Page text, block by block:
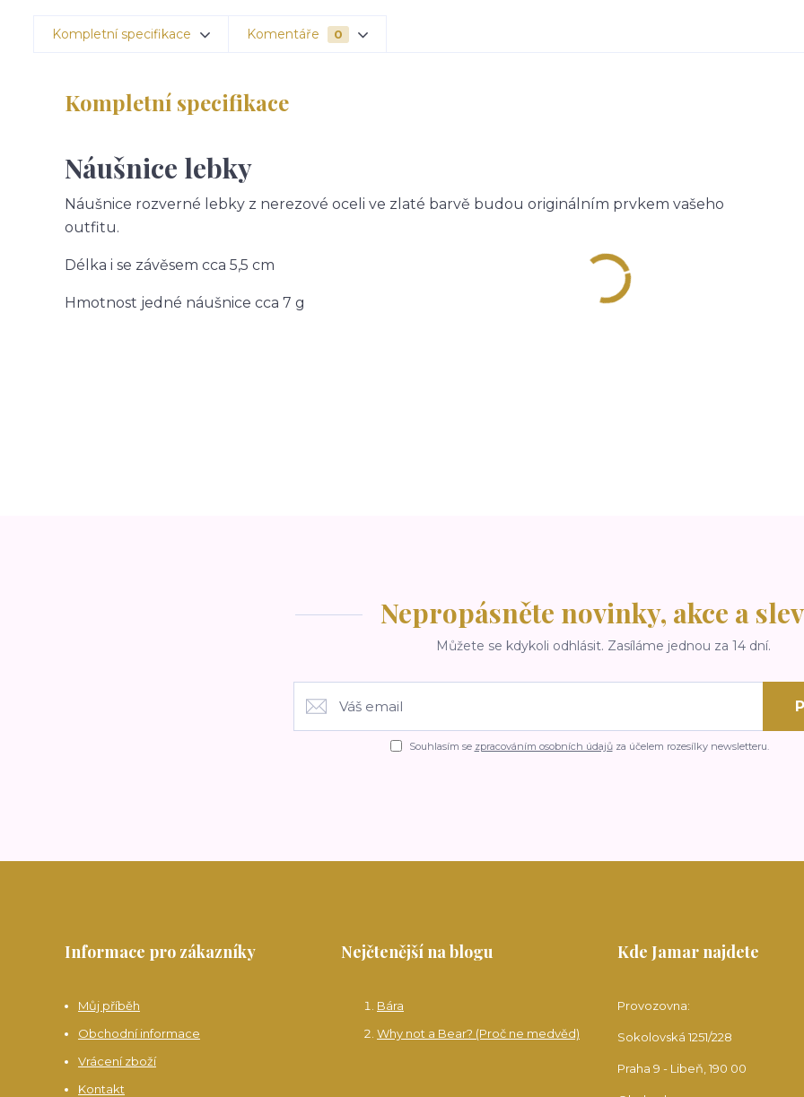
Kompletní specifikace Komentáře 0
Kompletní specifikace
Náušnice lebky
Náušnice rozverné lebky z nerezové oceli ve zlaté barvě budou originálním prvkem vašeho
outfitu.
Délka i se závěsem cca 5,5 cm
Hmotnost jedné náušnice cca 7 g
Nepropásněte novinky, akce a
Můžete se kdykoli odhlásit. Zasíláme jednou za 14 dní.
Souhlasím se zpracováním osobních údajůza účelem rozesílky newsletteru.
Informace pro zákazníky
Můj příběh
Obchodní informace
Vrácení zboží
Kontakt
Nejčtenější na blogu
Bára
Why not a Bear? (Proč ne medvěd)
Kde Jamar najdete
Provozovna:
Sokolovská 1251/228
Praha 9 - Libeň, 190 00